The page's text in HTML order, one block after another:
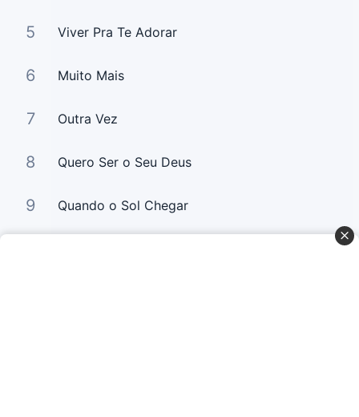
5 Viver Pra Te Adorar
6 Muito Mais
7 Outra Vez
8 Quero Ser o Seu Deus
9 Quando o Sol Chegar